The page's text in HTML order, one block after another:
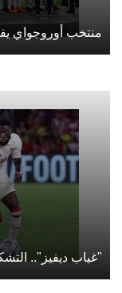
منتخب أوروجواي
"غياب ديفيز"..